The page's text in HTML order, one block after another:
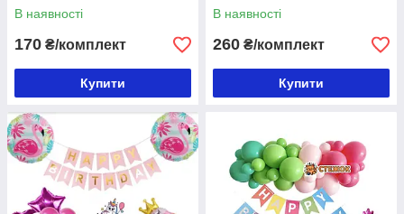
В наявності
170 ₴/комплект
Купити
В наявності
260 ₴/комплект
Купити